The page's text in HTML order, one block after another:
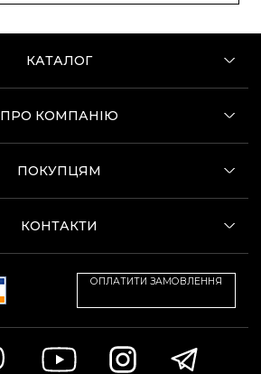
КАТАЛОГ
ПРО КОМПАНІЮ
ПОКУПЦЯМ
КОНТАКТИ
ОПЛАТИТИ ЗАМОВЛЕННЯ